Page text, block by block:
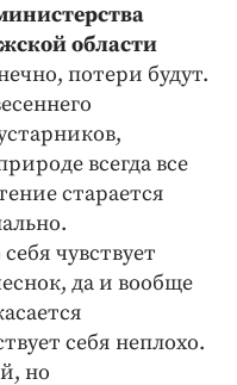
области
потери будут.
всегда все
старается
чувствует
да и вообще
себя неплохо.
но